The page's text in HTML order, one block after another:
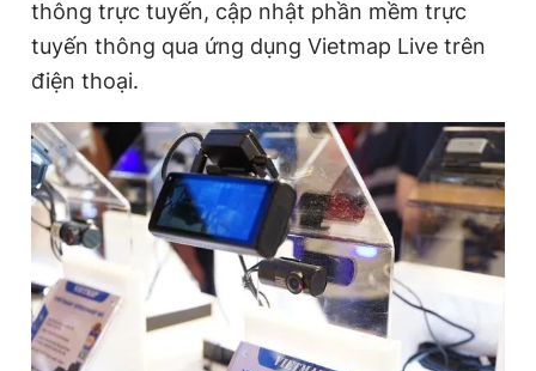
thông trực tuyến, cập nhật phần mềm trực
tuyến thông qua ứng dụng Vietmap Live trên
điện thoại.